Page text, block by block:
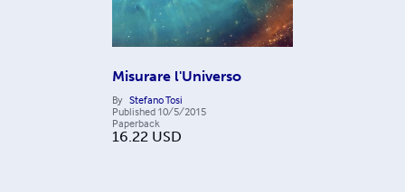
Misurare l'Universo
By Stefano Tosi
Published 10/5/2015
Paperback
16.22 USD